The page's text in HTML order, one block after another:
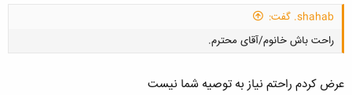
shahab. گفت:
راحت باش خانوم/آقای محترم.
عرض کردم راحتم نیاز به توصیه شما نیست